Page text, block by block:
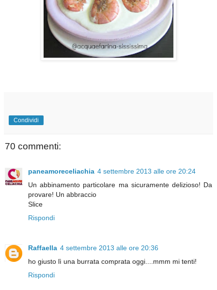
Condividi
70 commenti:
paneamoreceliachia 4 settembre 2013 alle ore 20:24
Un abbinamento particolare ma sicuramente delizioso! Da
provare! Un abbraccio
Slice
Rispondi
Raffaella 4 settembre 2013 alle ore 20:36
ho giusto lì una burrata comprata oggi....mmm mi tenti!
Rispondi